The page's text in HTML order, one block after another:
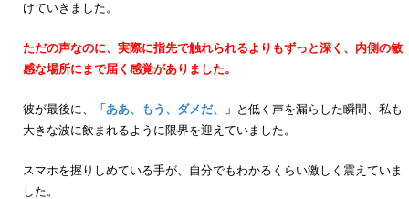
けていきました。
ただの声なのに、実際に指先で触れられるよりもずっと深く、内側の敏
感な場所にまで届く感覚がありました。
彼が最後に、 「ああ、もう、ダメだ、」 と低く声を漏らした瞬間、私も
大きな波に飲まれるように限界を迎えていました。
スマホを握りしめている手が、自分でもわかるくらい激しく震えていま
した。